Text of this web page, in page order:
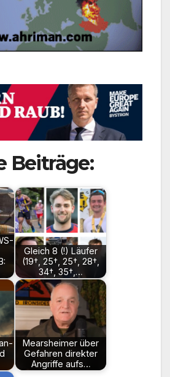
Beiträge:
Gleich 8 (!) Läufer
(19†, 25†, 25†, 28†,
34†, 35†,…
Mearsheimer über
Gefahren direkter
Angriffe aufs…